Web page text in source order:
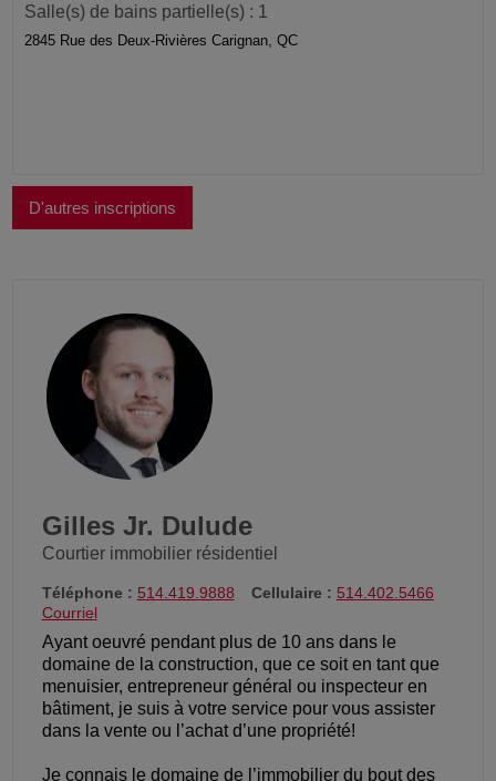
Salle(s) de bains partielle(s) : 1
2845 Rue des Deux-Rivières Carignan, QC
D'autres inscriptions
Gilles Jr. Dulude
Courtier immobilier résidentiel
Téléphone : 514.419.9888 Cellulaire : 514.402.5466
Courriel
Ayant oeuvré pendant plus de 10 ans dans le
domaine de la construction, que ce soit en tant que
menuisier, entrepreneur général ou inspecteur en
bâtiment, je suis à votre service pour vous assister
dans la vente ou l’achat d’une propriété!
Je connais le domaine de l’immobilier du bout des